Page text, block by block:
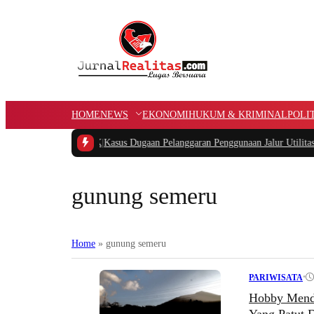
HOMENEWS EKONOMIHUKUM & KRIMINAL
Kasus Dugaan Pelanggaran Penggunaan Jalur Utilitas
gunung semeru
Home » gunung semeru
PARIWISATA•
Hobby